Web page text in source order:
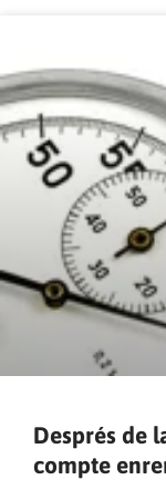
Després de
compte